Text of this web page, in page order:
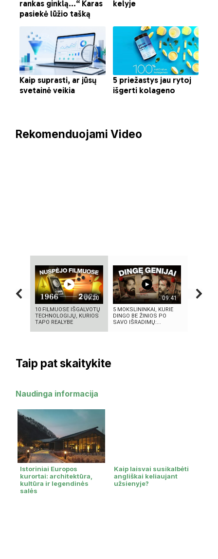
Rekomenduojami Video
09:20
10 FILMUOSE IŠGALVOTŲ
TECHNOLOGIJŲ, KURIOS
TAPO REALYBE
09:41
5 MOKSLININKAI, KURIE
DINGO BE ŽINIOS PO
SAVO IŠRADIMŲ:...
Taip pat skaitykite
Naudinga informacija
Istoriniai Europos
kurortai: architektūra,
kultūra ir legendinės
salės
Kaip laisvai susikalbėti
angliškai keliaujant
užsienyje?